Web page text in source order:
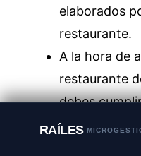
elaborados
restaurante.
A la hora de
restaurante
debes
requisitos
RAÍLES